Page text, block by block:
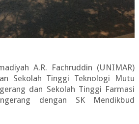
A.R. Fachruddin (UNIMAR)
Sekolah Tinggi Teknologi Mutu
dan Sekolah Tinggi Farmasi
dengan SK Mendikbud